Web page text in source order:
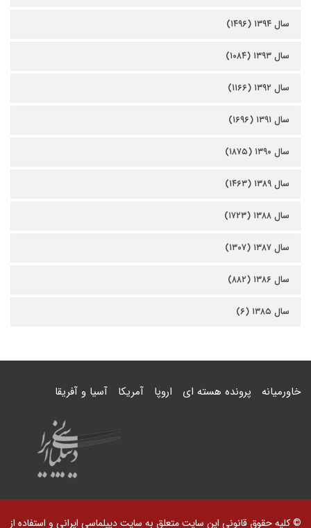
سال ۱۳۹۴ (۱۴۹۶)
سال ۱۳۹۳ (۱۰۸۴)
سال ۱۳۹۲ (۱۱۶۶)
سال ۱۳۹۱ (۱۶۹۶)
سال ۱۳۹۰ (۱۸۷۵)
سال ۱۳۸۹ (۱۴۶۳)
سال ۱۳۸۸ (۱۷۲۳)
سال ۱۳۸۷ (۱۳۰۷)
سال ۱۳۸۶ (۸۸۲)
سال ۱۳۸۵ (۶)
خاورمیانه پرونده هسته ای اروپا آمریکا آسیا و آفریقا
© کلیه حقوق قانونی این سایت متعلق به سایت دیپلماسی ایرانی و استفاده از